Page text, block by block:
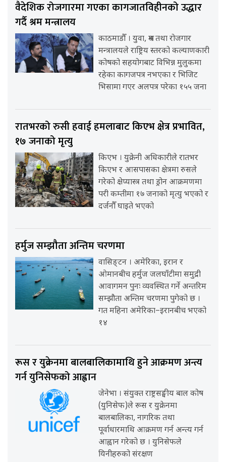
वैदेशिक रोजगारमा गएका कागजातविहीनको उद्धार
गर्दै श्रम मन्त्रालय
काठमाडौँ । युवा, श्रम तथा रोजगार
मन्त्रालयले राष्ट्रिय स्तरको कल्याणकारी
कोषको सहयोगबाट विभिन्न मुलुकमा
रहेका कागजपत्र नभएका र भिजिट
भिसामा गएर अलपत्र परेका १५५ जना
रातभरको रुसी हवाई हमलाबाट किएभ क्षेत्र प्रभावित,
१७ जनाको मृत्यु
किएभ । युक्रेनी अधिकारीले रातभर
किएभ र आसपासका क्षेत्रमा रुसले
गरेको क्षेप्यास्त्र तथा ड्रोन आक्रमणमा
परी कम्तीमा १७ जनाको मृत्यु भएको र
दर्जनौँ घाइते भएको
हर्मुज सम्झौता अन्तिम चरणमा
वासिङ्टन । अमेरिका, इरान र
ओमानबीच हर्मुज जलघाँटीमा समुद्री
आवागमन पुनः व्यवस्थित गर्ने अन्तरिम
सम्झौता अन्तिम चरणमा पुगेको छ ।
गत महिना अमेरिका–इरानबीच भएको
१४
रूस र युक्रेनमा बालबालिकामाथि हुने आक्रमण अन्त्य
गर्न युनिसेफको आह्वान
जेनेभा । संयुक्त राष्ट्रसङ्घीय बाल कोष
(युनिसेफ)ले रूस र युक्रेनमा
बालबालिका, नागरिक तथा
पूर्वाधारमाथि आक्रमण गर्न अन्त्य गर्न
आह्वान गरेको छ । युनिसेफले
यिनीहरुको संरक्षण